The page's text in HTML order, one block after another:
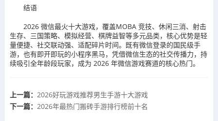
结语
2026 微信最火十大游戏，覆盖MOBA 竞技、休闲三消、射击
生存、三国策略、模拟经营、棋牌益智等多元品类，核心优势是轻
量便捷、社交联动强、适配碎片时间。既有微信登录的国民级手
游，也有即开即玩的小程序黑马，凭借微信生态的社交传播力，持
续吸引全年龄段玩家，成为 2026 年微信游戏赛道的核心热门。
上一篇： 2026好玩游戏推荐男生手游十大游戏
下一篇： 2026年最热门搬砖手游排行榜前十名